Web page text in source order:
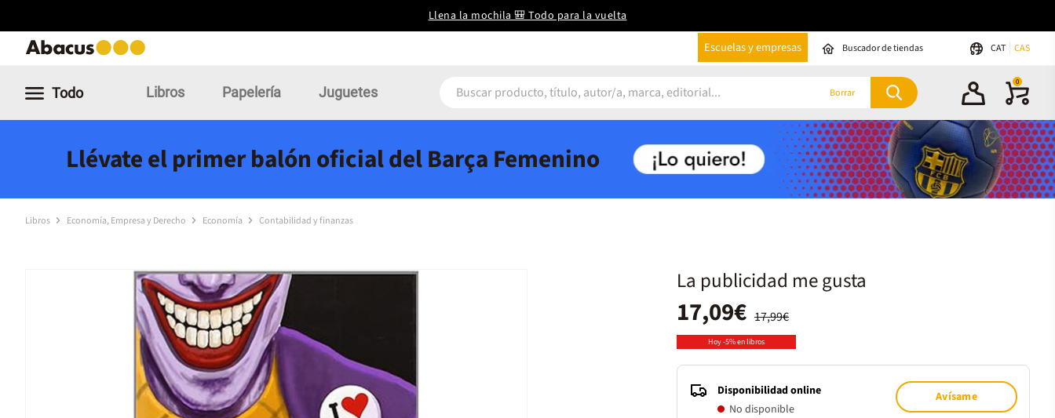
Llena la mochila 🎒 Todo para la vuelta
Escuelas y empresas Buscador de tiendas CAT CAS
Todo Libros Papelería Juguetes Borrar
0
Llévate el primer balón oficial del Barça Femenino
Libros Economía, Empresa y Derecho Economía Contabilidad y finanzas
La publicidad me gusta
17,99€
17,09€
Hoy -5% en libros
Disponibilidad online
No disponible
Avísame